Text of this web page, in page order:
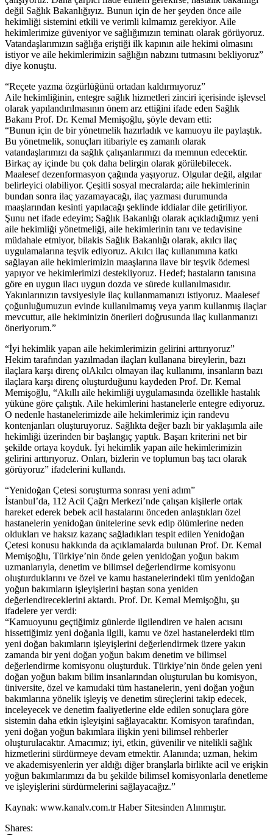
değil Sağlık Bakanlığıyız. Bunun için de her şeyden önce aile
hekimliği sistemini etkili ve verimli kılmamız gerekiyor. Aile
hekimlerimize güveniyor ve sağlığımızın teminatı olarak görüyoruz.
Vatandaşlarımızın sağlığa eriştiği ilk kapının aile hekimi olmasını
istiyor ve aile hekimlerimizin sağlığın nabzını tutmasını bekliyoruz”
diye konuştu.
“Reçete yazma özgürlüğünü ortadan kaldırmıyoruz”
Aile hekimliğinin, entegre sağlık hizmetleri zinciri içerisinde işlevsel
olarak yapılandırılmasının önem arz ettiğini ifade eden Sağlık
Bakanı Prof. Dr. Kemal Memişoğlu, şöyle devam etti:
“Bunun için de bir yönetmelik hazırladık ve kamuoyu ile paylaştık.
Bu yönetmelik, sonuçları itibariyle eş zamanlı olarak
vatandaşlarımızı da sağlık çalışanlarımızı da memnun edecektir.
Birkaç ay içinde bu çok daha belirgin olarak görülebilecek.
Maalesef dezenformasyon çağında yaşıyoruz. Olgular değil, algılar
belirleyici olabiliyor. Çeşitli sosyal mecralarda; aile hekimlerinin
bundan sonra ilaç yazamayacağı, ilaç yazması durumunda
maaşlarından kesinti yapılacağı şeklinde iddialar dile getiriliyor.
Şunu net ifade edeyim; Sağlık Bakanlığı olarak açıkladığımız yeni
aile hekimliği yönetmeliği, aile hekimlerinin tanı ve tedavisine
müdahale etmiyor, bilakis Sağlık Bakanlığı olarak, akılcı ilaç
uygulamalarına teşvik ediyoruz. Akılcı ilaç kullanımına katkı
sağlayan aile hekimlerimizin maaşlarına ilave bir teşvik ödemesi
yapıyor ve hekimlerimizi destekliyoruz. Hedef; hastaların tanısına
göre en uygun ilacı uygun dozda ve sürede kullanılmasıdır.
Yakınlarınızın tavsiyesiyle ilaç kullanmamanızı istiyoruz. Maalesef
çoğunluğumuzun evinde kullanılmamış veya yarım kullanmış ilaçlar
mevcuttur, aile hekiminizin önerileri doğrusunda ilaç kullanmanızı
öneriyorum.”
“İyi hekimlik yapan aile hekimlerimizin gelirini arttırıyoruz”
Hekim tarafından yazılmadan ilaçları kullanana bireylerin, bazı
ilaçlara karşı direnç olAkılcı olmayan ilaç kullanımı, insanların bazı
ilaçlara karşı direnç oluşturduğunu kaydeden Prof. Dr. Kemal
Memişoğlu, “Akıllı aile hekimliği uygulamasında özellikle hastalık
yüküne göre çalıştık. Aile hekimlerini hastanelerle entegre ediyoruz.
O nedenle hastanelerimizde aile hekimlerimiz için randevu
kontenjanları oluşturuyoruz. Sağlıkta değer bazlı bir yaklaşımla aile
hekimliği üzerinden bir başlangıç yaptık. Başarı kriterini net bir
şekilde ortaya koyduk. İyi hekimlik yapan aile hekimlerimizin
gelirini arttırıyoruz. Onları, bizlerin ve toplumun baş tacı olarak
görüyoruz” ifadelerini kullandı.
“Yenidoğan Çetesi soruşturma sonrası yeni adım”
İstanbul’da, 112 Acil Çağrı Merkezi’nde çalışan kişilerle ortak
hareket ederek bebek acil hastalarını önceden anlaştıkları özel
hastanelerin yenidoğan ünitelerine sevk edip ölümlerine neden
oldukları ve haksız kazanç sağladıkları tespit edilen Yenidoğan
Çetesi konusu hakkında da açıklamalarda bulunan Prof. Dr. Kemal
Memişoğlu, Türkiye’nin önde gelen yenidoğan yoğun bakım
uzmanlarıyla, denetim ve bilimsel değerlendirme komisyonu
oluşturduklarını ve özel ve kamu hastanelerindeki tüm yenidoğan
yoğun bakımların işleyişlerini baştan sona yeniden
değerlendireceklerini aktardı. Prof. Dr. Kemal Memişoğlu, şu
ifadelere yer verdi:
“Kamuoyunu geçtiğimiz günlerde ilgilendiren ve halen acısını
hissettiğimiz yeni doğanla ilgili, kamu ve özel hastanelerdeki tüm
yeni doğan bakımların işleyişlerini değerlendirmek üzere yakın
zamanda bir yeni doğan yoğun bakım denetim ve bilimsel
değerlendirme komisyonu oluşturduk. Türkiye’nin önde gelen yeni
doğan yoğun bakım bilim insanlarından oluşturulan bu komisyon,
üniversite, özel ve kamudaki tüm hastanelerin, yeni doğan yoğun
bakımlarına yönelik işleyiş ve denetim süreçlerini takip edecek,
inceleyecek ve denetim faaliyetlerine elde edilen sonuçlara göre
sistemin daha etkin işleyişini sağlayacaktır. Komisyon tarafından,
yeni doğan yoğun bakımlara ilişkin yeni bilimsel rehberler
oluşturulacaktır. Amacımız; iyi, etkin, güvenilir ve nitelikli sağlık
hizmetlerini sürdürmeye devam etmektir. Alanında; uzman, hekim
ve akademisyenlerin yer aldığı diğer branşlarla birlikte acil ve erişkin
yoğun bakımlarımızı da bu şekilde bilimsel komisyonlarla denetleme
ve işleyişlerini sürdürmelerini sağlayacağız.”
Kaynak: www.kanalv.com.tr Haber Sitesinden Alınmıştır.
Shares: